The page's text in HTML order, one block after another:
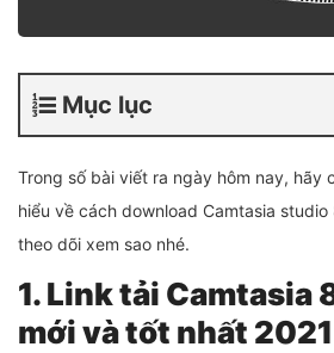
Mục lục
Trong số bài viết ra ngày hôm nay, hãy
hiểu về cách download Camtasia
theo dõi xem sao nhé.
1. Link tải Camtasia
mới và tốt nhất 2021